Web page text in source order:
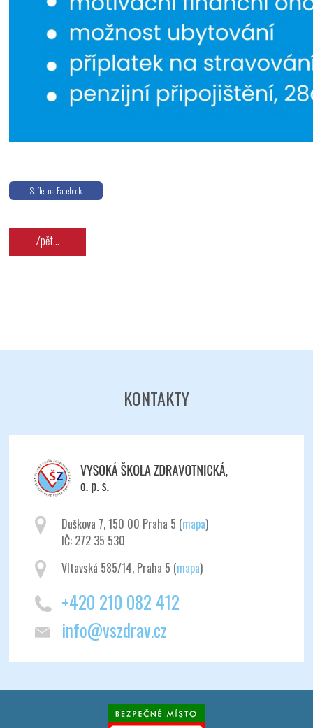
Sdílet na Facebook
Zpět...
KONTAKTY
Duškova 7, 150 00 Praha 5 (mapa)
IČ: 272 35 530
Vltavská 585/14, Praha 5 (mapa)
+420 210 082 412
info@vszdrav.cz
Odeslat